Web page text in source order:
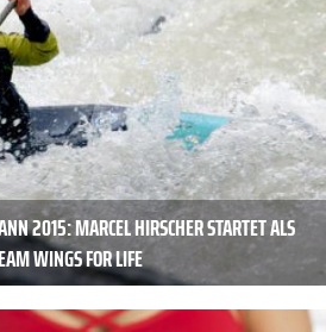
2015: MARCEL HIRSCHER STARTET ALS
WINGS FOR LIFE